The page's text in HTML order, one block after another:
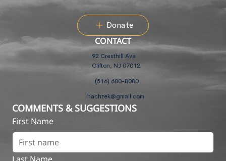
Donate
CONTACT
92 Cresthill Ave
Clifton, NJ 07012
(516) 600-8080
hachzek@gmail.com
COMMENTS & SUGGESTIONS
First Name